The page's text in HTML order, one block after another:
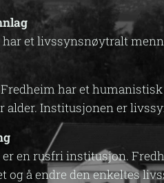
et livssynsnøytralt
har et
alder. Institusjonen er
en rusfri institusjon.
og å endre den enkeltes